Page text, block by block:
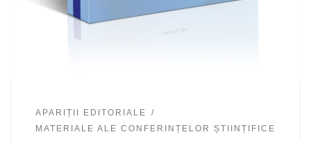
APARIȚII EDITORIALE
MATERIALE ALE CONFERINȚELOR ȘTIINȚIFICE